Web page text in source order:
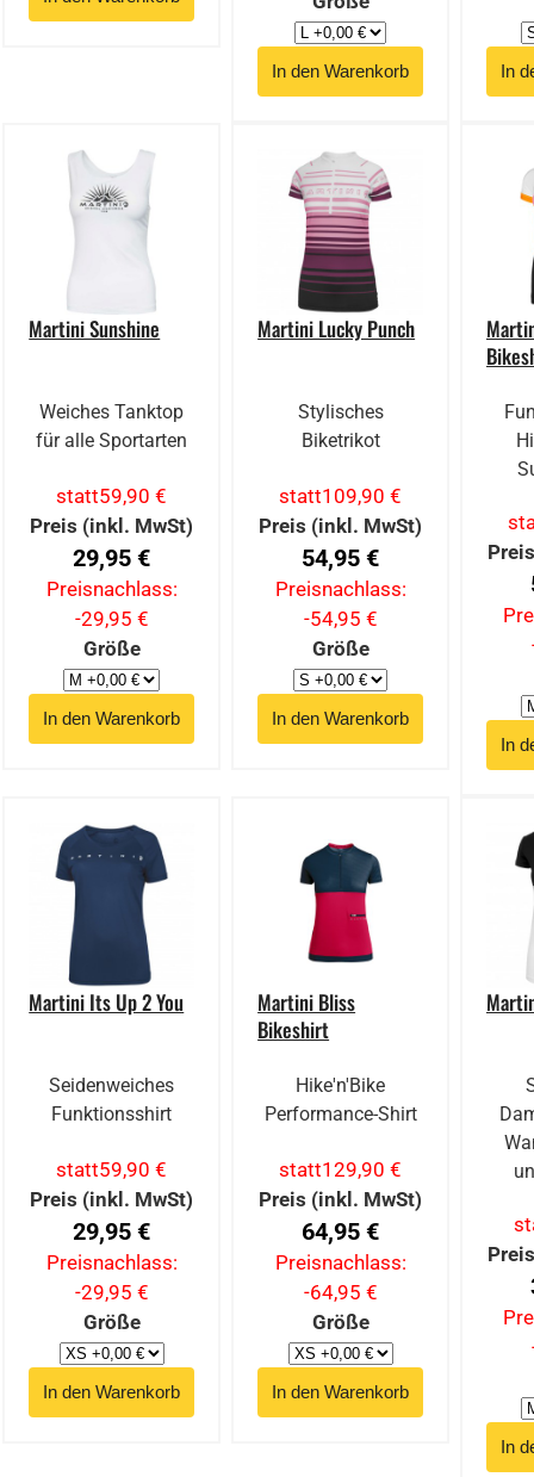
Martini Sunshine
Weiches Tanktop
für alle Sportarten
statt59,90 €
Preis (inkl. MwSt)
29,95 €
Preisnachlass:
-29,95 €
Größe
Martini Lucky Punch
Stylisches
Biketrikot
statt109,90 €
Preis (inkl. MwSt)
54,95 €
Preisnachlass:
-54,95 €
Größe
Martini Its Up 2 You
Seidenweiches
Funktionsshirt
statt59,90 €
Preis (inkl. MwSt)
29,95 €
Preisnachlass:
-29,95 €
Größe
Martini Bliss
Bikeshirt
Hike'n'Bike
Performance-Shirt
statt129,90 €
Preis (inkl. MwSt)
64,95 €
Preisnachlass:
-64,95 €
Größe